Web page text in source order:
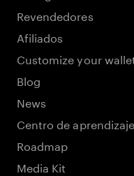
Revendedores
Afiliados
Customize your
Blog
News
Centro de aprendizaje
Roadmap
Media Kit